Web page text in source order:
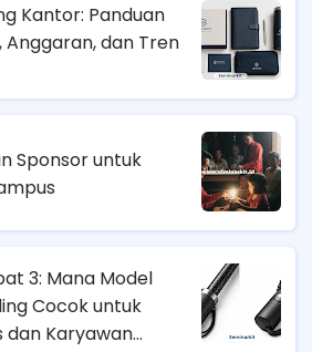
Kantor: Panduan
dan Tren
Sponsor untuk
3: Mana Model
Cocok untuk
dan Karyawan